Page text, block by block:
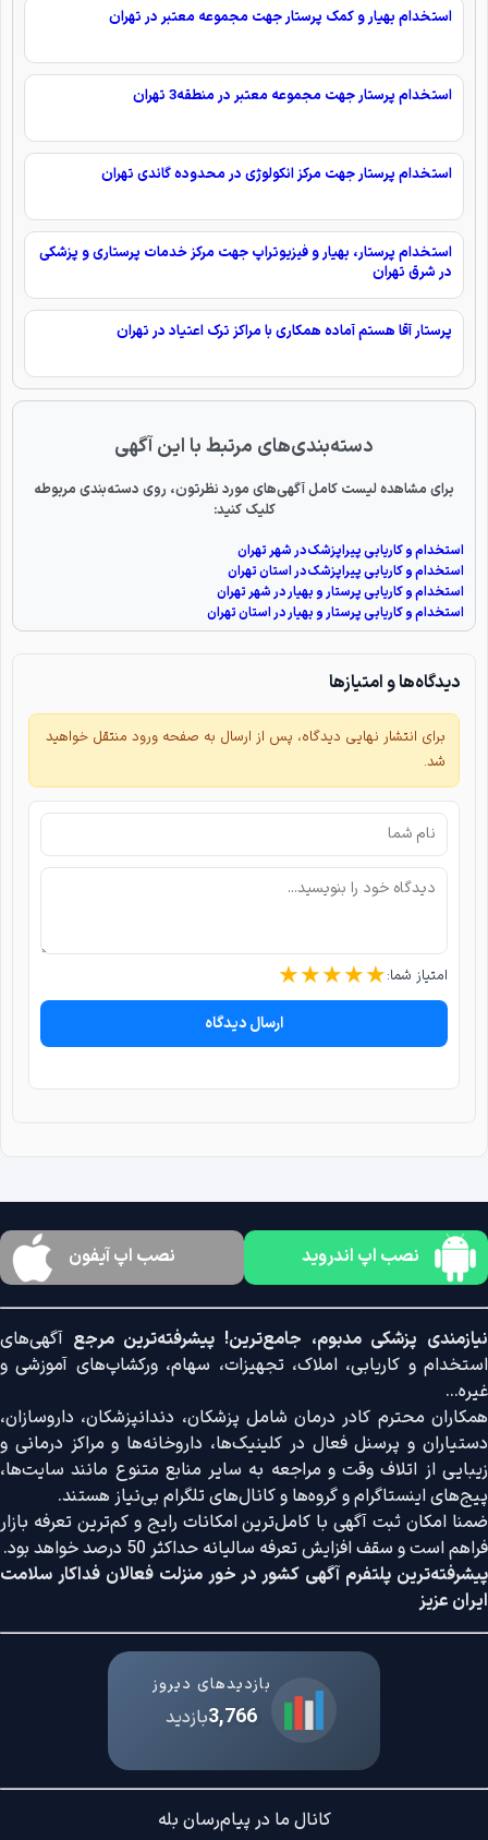
استخدام بهیار و کمک پرستار جهت مجموعه معتبر در تهران
استخدام پرستار جهت مجموعه معتبر در منطقه3 تهران
استخدام پرستار جهت مرکز انکولوژی در محدوده گاندی تهران
استخدام پرستار، بهیار و فیزیوتراپ جهت مرکز خدمات پرستاری و پزشکی
در شرق تهران
پرستار آقا هستم آماده همکاری با مراکز ترک اعتیاد در تهران
دسته‌بندی‌های مرتبط با این آگهی
برای مشاهده لیست کامل آگهی‌های مورد نظرتون، روی دسته‌بندی مربوطه
کلیک کنید:
استخدام و کاریابی پیراپزشک در شهر تهران
استخدام و کاریابی پیراپزشک در استان تهران
استخدام و کاریابی پرستار و بهیار در شهر تهران
استخدام و کاریابی پرستار و بهیار در استان تهران
دیدگاه‌ها و امتیازها
برای انتشار نهایی دیدگاه، پس از ارسال به صفحه ورود منتقل خواهید
شد.
امتیاز شما: ★★★★★
ارسال دیدگاه
نصب اپ اندروید نصب اپ آیفون
نیازمندی پزشکی مدبوم، جامع‌ترین! پیشرفته‌ترین مرجع آگهی‌های
استخدام و کاریابی، املاک، تجهیزات، سهام، ورکشاپ‌های آموزشی و
غیره...
همکاران محترم کادر درمان شامل پزشکان، دندانپزشکان، داروسازان،
دستیاران و پرسنل فعال در کلینیک‌ها، داروخانه‌ها و مراکز درمانی و
زیبایی از اتلاف وقت و مراجعه به سایر منابع متنوع مانند سایت‌ها،
پیج‌های اینستاگرام و گروه‌ها و کانال‌های تلگرام بی‌نیاز هستند.
ضمنا امکان ثبت آگهی با کامل‌ترین امکانات رایج و کم‌ترین تعرفه بازار
فراهم است و سقف افزایش تعرفه سالیانه حداکثر 50 درصد خواهد بود.
پیشرفته‌ترین پلتفرم آگهی کشور در خور منزلت فعالان فداکار سلامت
ایران عزیز
بازدیدهای دیروز
3,766بازدید
کانال ما در پیام‌رسان بله